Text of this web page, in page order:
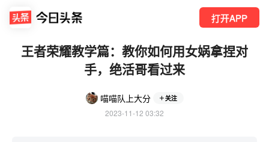
打开APP
王者荣耀教学篇：教你如何用女娲拿捏对
手，绝活哥看过来
喵喵队上大分 关注
2023-11-12 03:32